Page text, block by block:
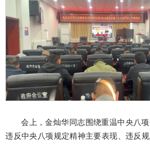
会上，金灿华同志围绕重温中央八项
违反中央八项规定精神主要表现、违反